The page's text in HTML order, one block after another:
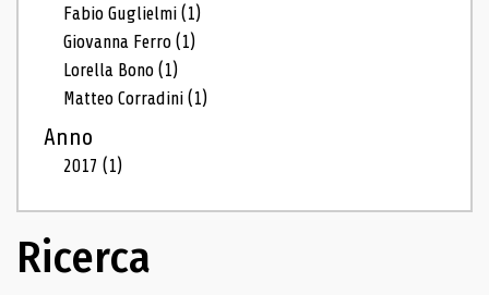
Fabio Guglielmi(1)
Giovanna Ferro(1)
Lorella Bono(1)
Matteo Corradini(1)
Anno
2017(1)
Ricerca